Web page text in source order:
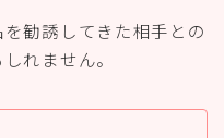
勧誘してきた相手との
れません。